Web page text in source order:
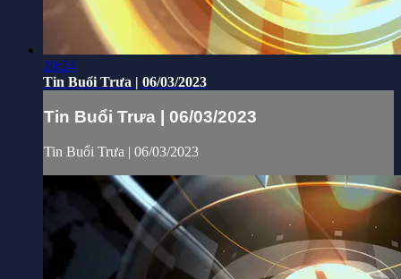
20:24
Tin Buổi Trưa | 06/03/2023
Tin Buổi Trưa | 06/03/2023
Tin Buổi Trưa | 06/03/2023